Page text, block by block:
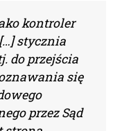
kontroler
stycznia
do przejścia
się
przez Sąd